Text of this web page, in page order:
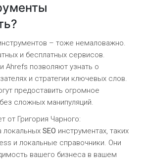
– тоже немаловажно.
и бесплатных сервисов.
Ahrefs позволяют узнать о
и стратегии ключевых слов.
предоставить огромное
сложных манипуляций.
от Григория Чарного:
локальных SEO инструментах, таких
и локальные справочники. Они
вашего бизнеса в вашем